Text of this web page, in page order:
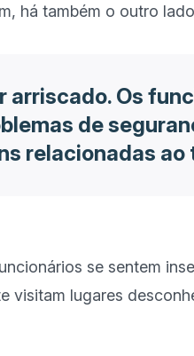
arriscado. Os
de
relacionadas ao
se sentem
visitam lugares